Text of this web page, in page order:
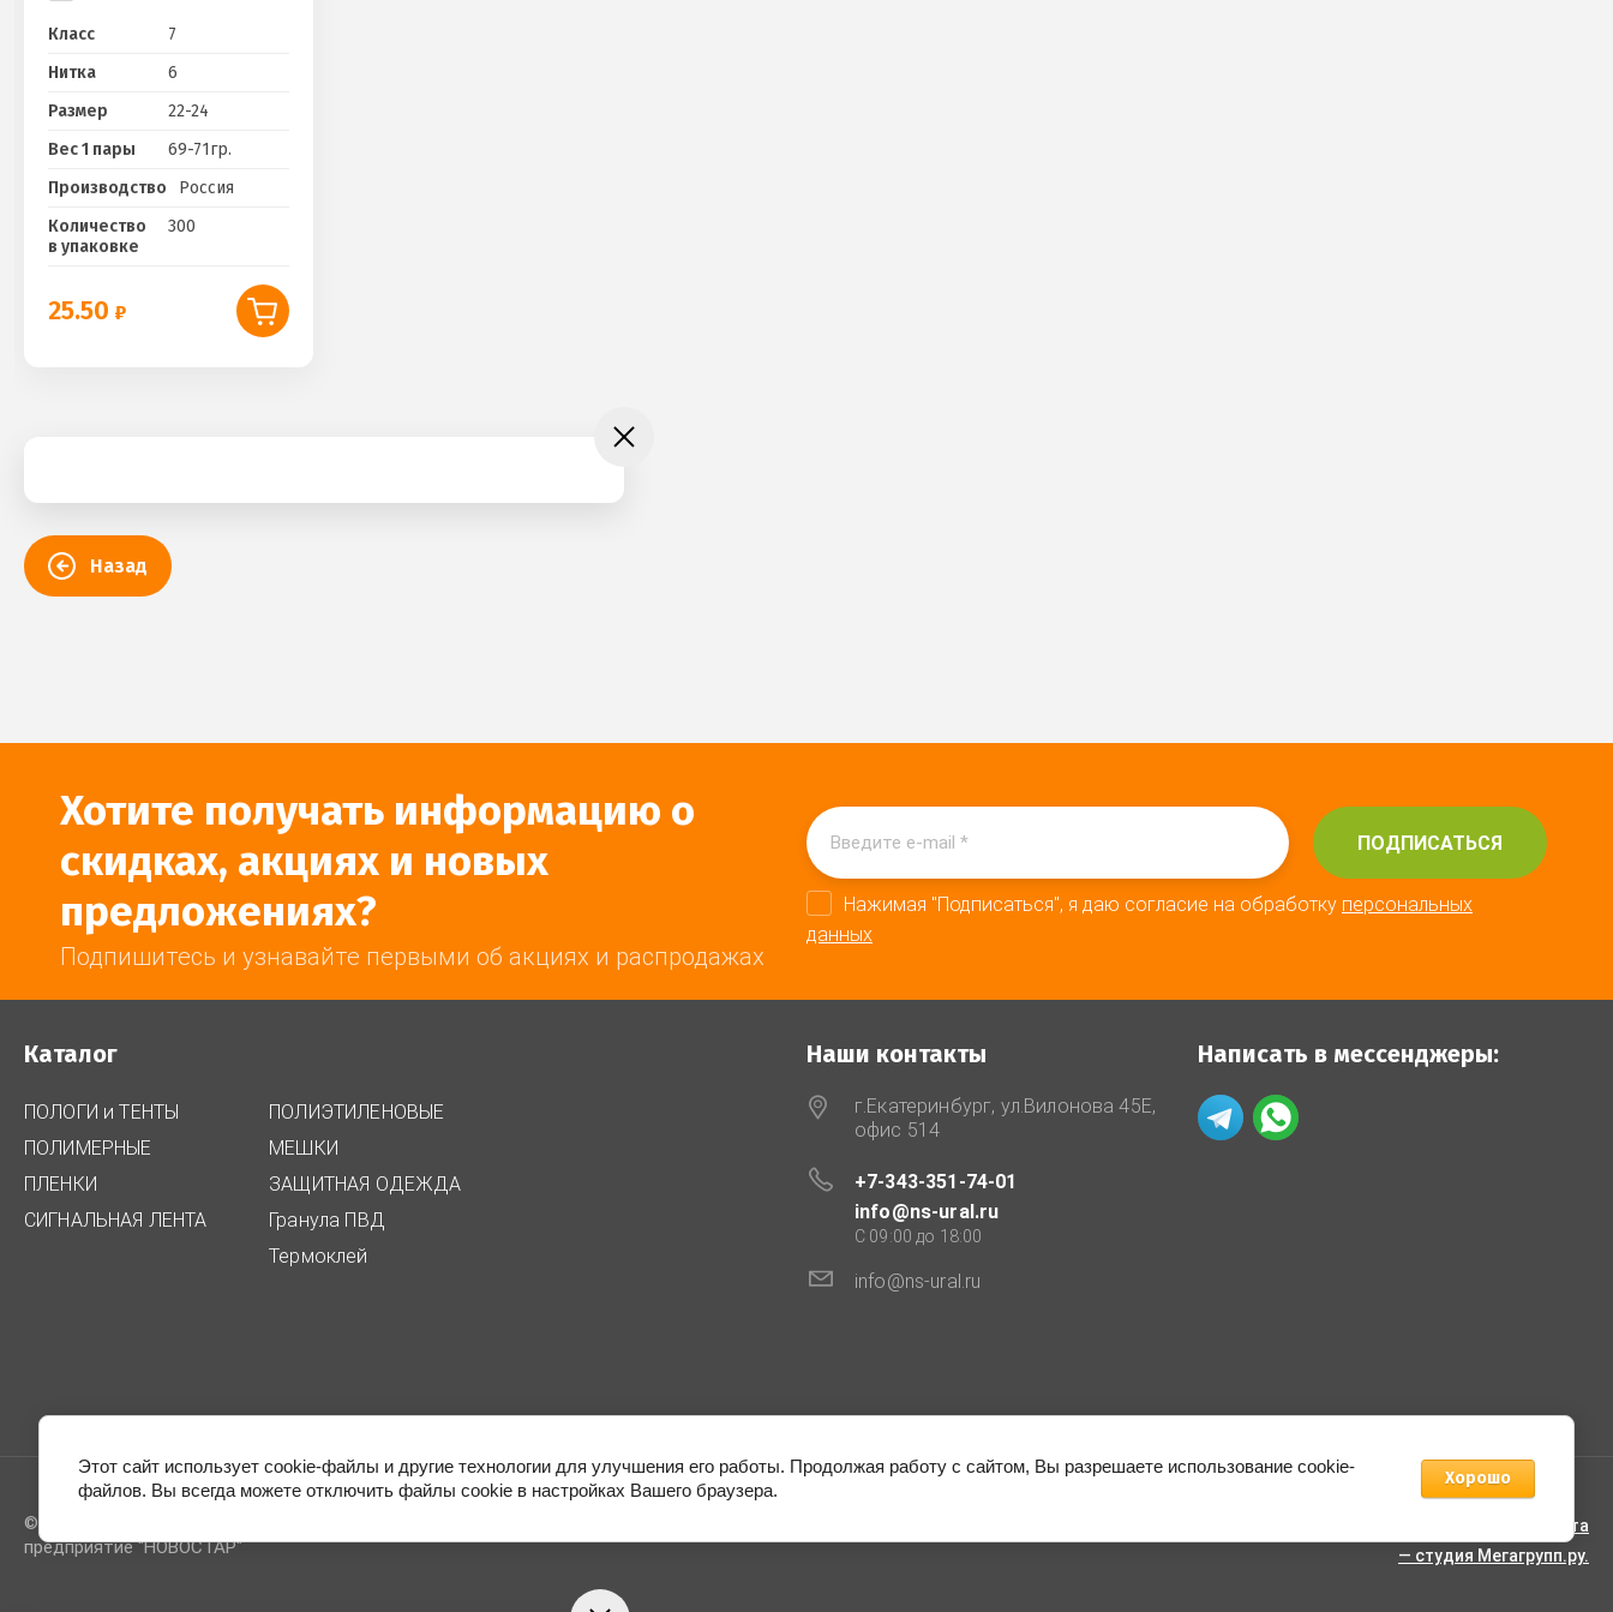
Класс
7
Нитка
6
Размер
22-24
Вес 1 пары
69-71гр.
Производство
Россия
Количество
в упаковке
300
25.50
Назад
Хотите получать информацию о
скидках, акциях и новых
предложениях?
Подпишитесь и узнавайте первыми об акциях и распродажах
Нажимая "Подписаться", я даю согласие на обработку персональных
данных
ПОДПИСАТЬСЯ
Каталог
ПОЛОГИ и ТЕНТЫ
ПОЛИМЕРНЫЕ
ПЛЕНКИ
СИГНАЛЬНАЯ ЛЕНТА
ПОЛИЭТИЛЕНОВЫЕ
МЕШКИ
ЗАЩИТНАЯ ОДЕЖДА
Гранула ПВД
Термоклей
Наши контакты
г.Екатеринбург, ул.Вилонова 45Е,
офис 514
+7-343-351-74-01
info@ns-ural.ru
C 09:00 до 18:00
info@ns-ural.ru
Написать в мессенджеры:
© 2014 - 2026 Производственное
предприятие "НОВОСТАР"
разработка сайта
— студия Мегагрупп.ру.
Этот сайт использует cookie-файлы и другие технологии для улучшения его работы. Продолжая работу с сайтом, Вы разрешаете использование cookie-
файлов. Вы всегда можете отключить файлы cookie в настройках Вашего браузера.
Хорошо